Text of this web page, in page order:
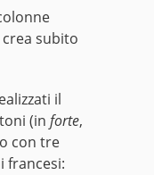
subito
il
(in forte,
con tre
francesi: